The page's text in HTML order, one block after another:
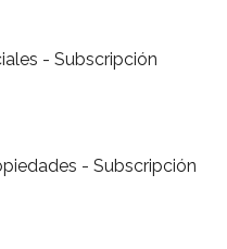
- Subscripción
- Subscripción